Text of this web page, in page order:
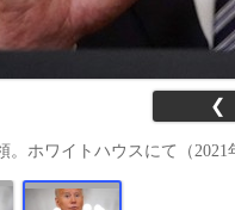
❮
ホワイトハウスにて（